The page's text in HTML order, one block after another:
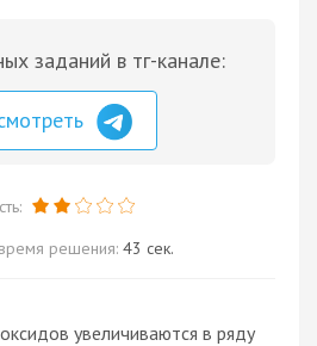
заданий в тг-канале:
решения: 43 сек.
увеличиваются в ряду